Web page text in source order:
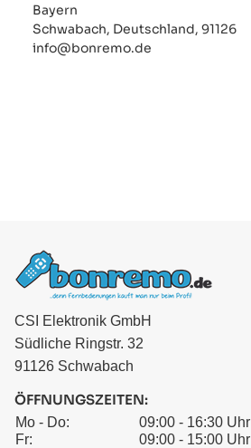
Bayern
Schwabach, Deutschland, 91126
info@bonremo.de
CSI Elektronik GmbH
Südliche Ringstr. 32
91126 Schwabach
ÖFFNUNGSZEITEN:
Mo - Do:
09:00 - 16:30 Uhr
Fr:
09:00 - 15:00 Uhr